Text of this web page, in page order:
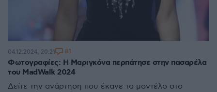
Φωτογραφίες: Η Μαριγκόνα περπάτησε στην πασαρέλα
του MadWalk 2024
Δείτε την ανάρτηση που έκανε το μοντέλο στο
04.12.2024, 20:21 81